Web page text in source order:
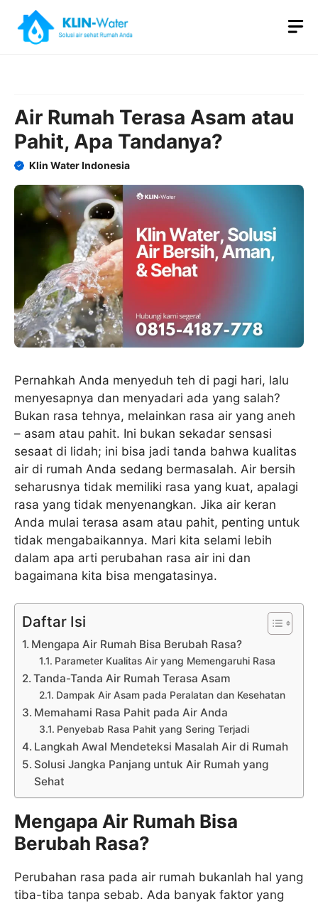
content
Air Rumah Terasa Asam atau
Pahit, Apa Tandanya?
Klin Water Indonesia
Pernahkah Anda menyeduh teh di pagi hari, lalu
menyesapnya dan menyadari ada yang salah?
Bukan rasa tehnya, melainkan rasa air yang aneh
– asam atau pahit. Ini bukan sekadar sensasi
sesaat di lidah; ini bisa jadi tanda bahwa kualitas
air di rumah Anda sedang bermasalah. Air bersih
seharusnya tidak memiliki rasa yang kuat, apalagi
rasa yang tidak menyenangkan. Jika air keran
Anda mulai terasa asam atau pahit, penting untuk
tidak mengabaikannya. Mari kita selami lebih
dalam apa arti perubahan rasa air ini dan
bagaimana kita bisa mengatasinya.
Daftar Isi
Mengapa Air Rumah Bisa Berubah Rasa?
Parameter Kualitas Air yang Memengaruhi Rasa
Tanda-Tanda Air Rumah Terasa Asam
Dampak Air Asam pada Peralatan dan Kesehatan
Memahami Rasa Pahit pada Air Anda
Penyebab Rasa Pahit yang Sering Terjadi
Langkah Awal Mendeteksi Masalah Air di Rumah
Solusi Jangka Panjang untuk Air Rumah yang
Sehat
Mengapa Air Rumah Bisa
Berubah Rasa?
Perubahan rasa pada air rumah bukanlah hal yang
tiba-tiba tanpa sebab. Ada banyak faktor yang